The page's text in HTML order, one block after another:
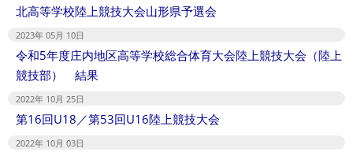
北高等学校陸上競技大会山形県予選会
2023年 05月 10日
令和5年度庄内地区高等学校総合体育大会陸上競技大会（陸上
競技部） 結果
2022年 10月 25日
第16回U18／第53回U16陸上競技大会
2022年 10月 03日